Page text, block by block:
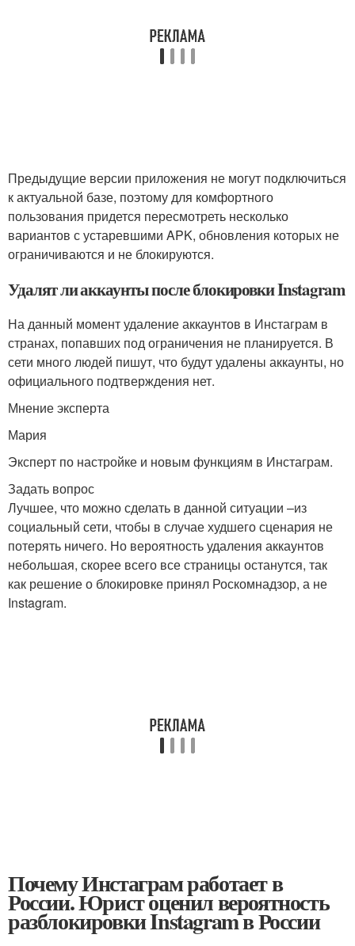
Предыдущие версии приложения не могут подключиться
к актуальной базе, поэтому для комфортного
пользования придется пересмотреть несколько
вариантов с устаревшими APK, обновления которых не
ограничиваются и не блокируются.
Удалят ли аккаунты после блокировки Instagram
На данный момент удаление аккаунтов в Инстаграм в
странах, попавших под ограничения не планируется. В
сети много людей пишут, что будут удалены аккаунты, но
официального подтверждения нет.
Мнение эксперта
Мария
Эксперт по настройке и новым функциям в Инстаграм.
Задать вопрос
Лучшее, что можно сделать в данной ситуации –из
социальный сети, чтобы в случае худшего сценария не
потерять ничего. Но вероятность удаления аккаунтов
небольшая, скорее всего все страницы останутся, так
как решение о блокировке принял Роскомнадзор, а не
Instagram.
Почему Инстаграм работает в
России. Юрист оценил вероятность
разблокировки Instagram в России